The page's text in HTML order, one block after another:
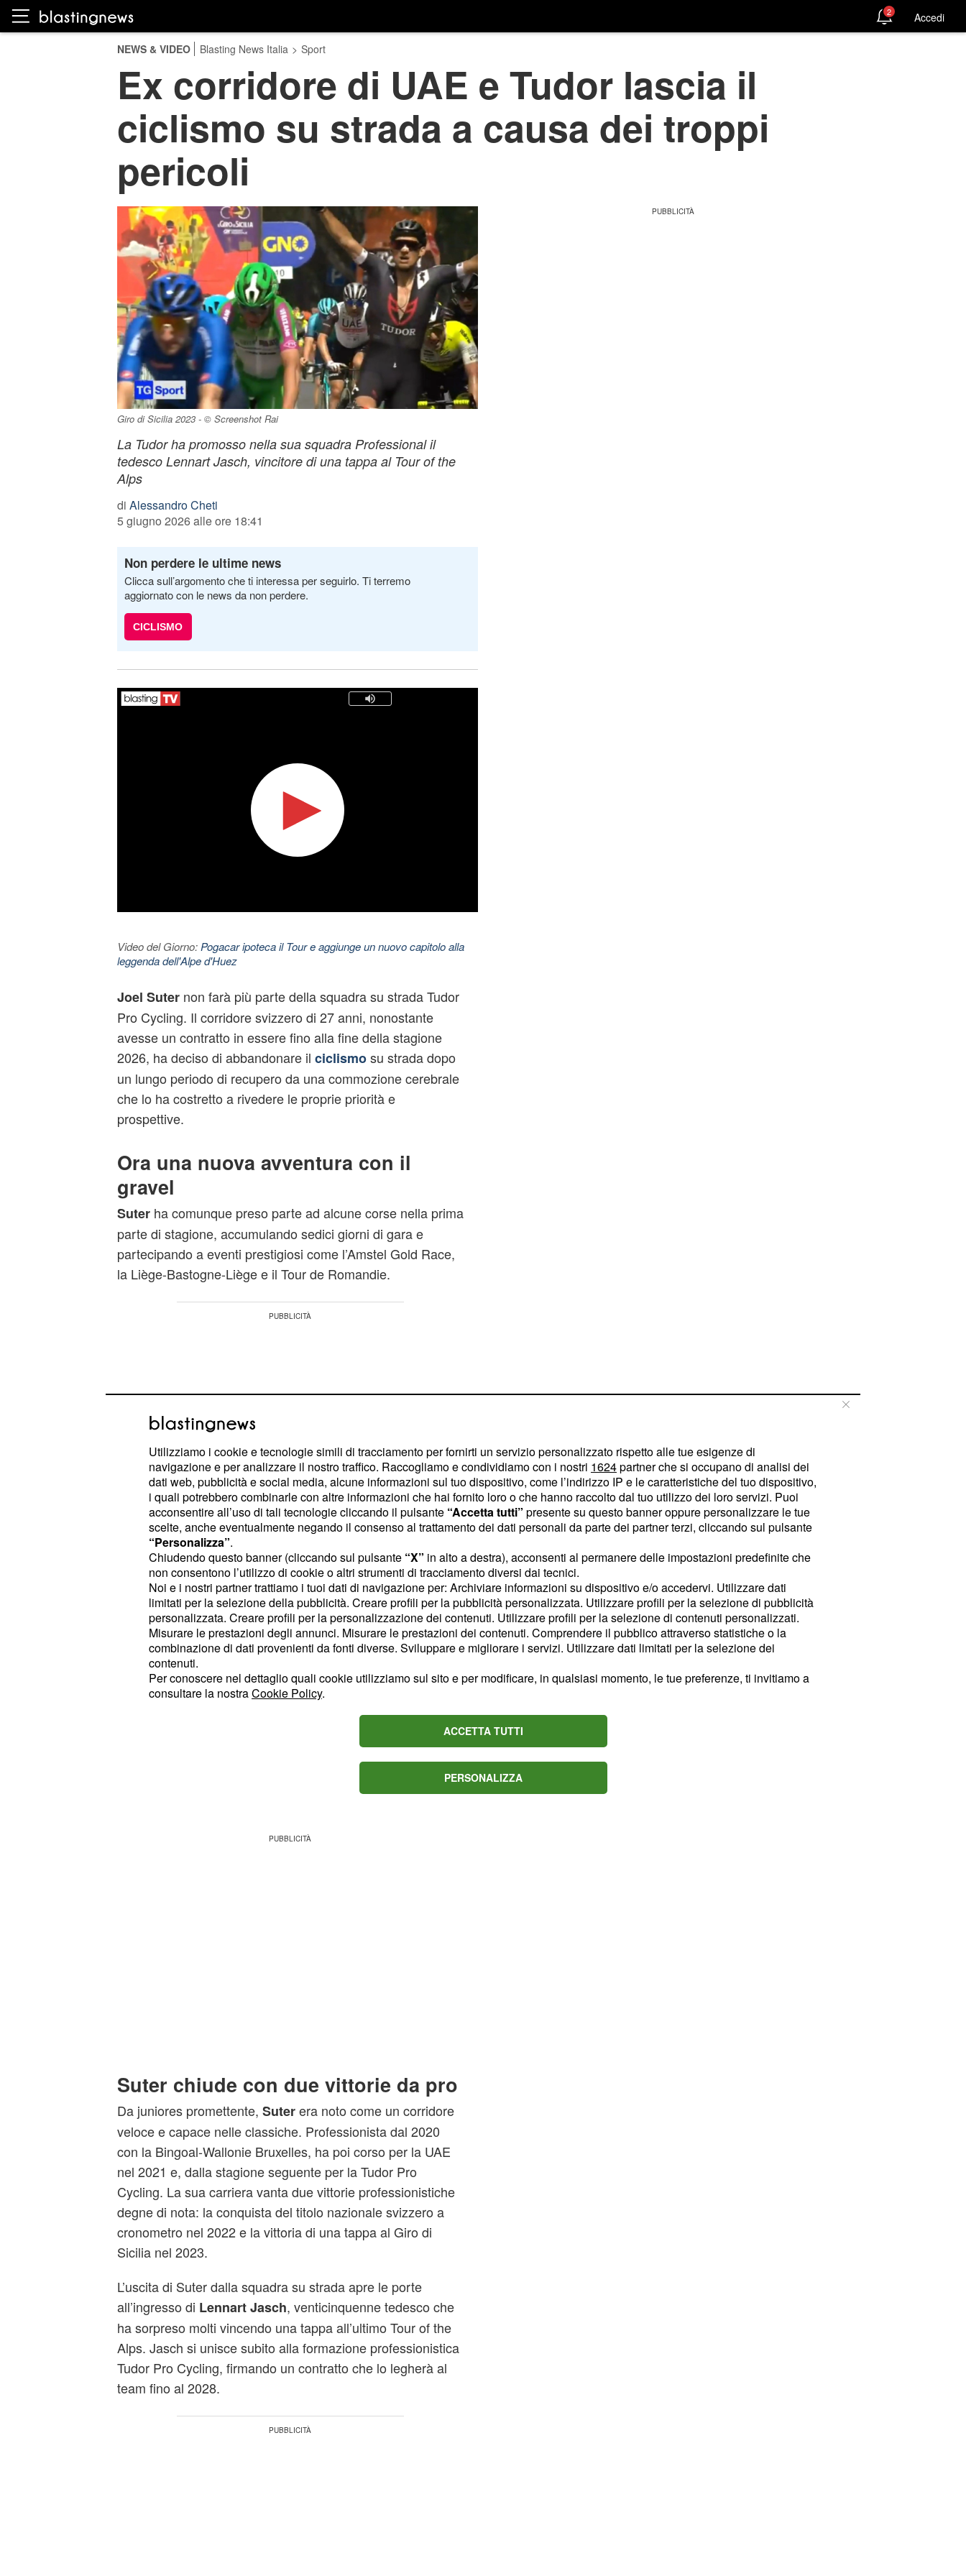
2 Accedi
NEWS & VIDEO Blasting News Italia > Sport
Ex corridore di UAE e Tudor lascia il
ciclismo su strada a causa dei troppi
pericoli
Giro di Sicilia 2023 - © Screenshot Rai
La Tudor ha promosso nella sua squadra Professional il
tedesco Lennart Jasch, vincitore di una tappa al Tour of the
Alps
di Alessandro Cheti
5 giugno 2026 alle ore 18:41
Non perdere le ultime news
Clicca sull’argomento che ti interessa per seguirlo. Ti terremo
aggiornato con le news da non perdere.
CICLISMO
Video del Giorno: Pogacar ipoteca il Tour e aggiunge un nuovo capitolo alla
leggenda dell'Alpe d'Huez
Joel Suternon farà più parte della squadra su strada Tudor
Pro Cycling. Il corridore svizzero di 27 anni, nonostante
avesse un contratto in essere fino alla fine della stagione
2026, ha deciso di abbandonare il ciclismo su strada dopo
un lungo periodo di recupero da una commozione cerebrale
che lo ha costretto a rivedere le proprie priorità e
prospettive.
Ora una nuova avventura con il
gravel
Suterha comunque preso parte ad alcune corse nella prima
parte di stagione, accumulando sedici giorni di gara e
partecipando a eventi prestigiosi come l’Amstel Gold Race,
la Liège-Bastogne-Liège e il Tour de Romandie.
Tuttavia, questi appuntamenti sono stati spesso
caratterizzati da ritiri, sintomo di un disagio crescente legato
al contesto competitivo su strada.
Il motivo principale di questa decisione è proprio la perdita di
fiducia nel “mondo frenetico delciclismoprofessionistico su
strada” a seguito dell’infortunio subito. In accordo con il
team Tudor, Joel Suter ha quindi scelto di chiudere la sua
carriera da stradista e concentrarsi sulle gare gravel per il
resto della stagione. Questa disciplina, in rapido sviluppo,
competizioni su strada tradizionali, permettendo a Suter di
esplorare nuove opportunità e ritrovare motivazioni.
Suter chiude con due vittorie da pro
Da juniores promettente, Suterera noto come un corridore
veloce e capace nelle classiche. Professionista dal 2020
con la Bingoal-Wallonie Bruxelles, ha poi corso per la UAE
nel 2021 e, dalla stagione seguente per la Tudor Pro
Cycling. La sua carriera vanta due vittorie professionistiche
degne di nota: la conquista del titolo nazionale svizzero a
cronometro nel 2022 e la vittoria di una tappa al Giro di
Sicilia nel 2023.
L’uscita di Suter dalla squadra su strada apre le porte
all’ingresso di Lennart Jasch, venticinquenne tedesco che
ha sorpreso molti vincendo una tappa all’ultimo Tour of the
Alps. Jasch si unisce subito alla formazione professionistica
Tudor Pro Cycling, firmando un contratto che lo legherà al
team fino al 2028.
Utilizziamo i cookie e tecnologie simili di tracciamento per fornirti un servizio personalizzato rispetto alle tue esigenze di
navigazione e per analizzare il nostro traffico. Raccogliamo e condividiamo con i nostri 1624partner che si occupano di analisi dei
dati web, pubblicità e social media, alcune informazioni sul tuo dispositivo, come l’indirizzo IP e le caratteristiche del tuo dispositivo,
i quali potrebbero combinarle con altre informazioni che hai fornito loro o che hanno raccolto dal tuo utilizzo dei loro servizi. Puoi
acconsentire all’uso di tali tecnologie cliccando il pulsante “Accetta tutti” presente su questo banner oppure personalizzare le tue
scelte, anche eventualmente negando il consenso al trattamento dei dati personali da parte dei partner terzi, cliccando sul pulsante
“Personalizza”.
Chiudendo questo banner (cliccando sul pulsante “X” in alto a destra), acconsenti al permanere delle impostazioni predefinite che
non consentono l’utilizzo di cookie o altri strumenti di tracciamento diversi dai tecnici.
Noi e i nostri partner trattiamo i tuoi dati di navigazione per: Archiviare informazioni su dispositivo e/o accedervi. Utilizzare dati
limitati per la selezione della pubblicità. Creare profili per la pubblicità personalizzata. Utilizzare profili per la selezione di pubblicità
personalizzata. Creare profili per la personalizzazione dei contenuti. Utilizzare profili per la selezione di contenuti personalizzati.
Misurare le prestazioni degli annunci. Misurare le prestazioni dei contenuti. Comprendere il pubblico attraverso statistiche o la
combinazione di dati provenienti da fonti diverse. Sviluppare e migliorare i servizi. Utilizzare dati limitati per la selezione dei
contenuti.
Per conoscere nel dettaglio quali cookie utilizziamo sul sito e per modificare, in qualsiasi momento, le tue preferenze, ti invitiamo a
consultare la nostraCookie Policy.
ACCETTA TUTTI
PERSONALIZZA